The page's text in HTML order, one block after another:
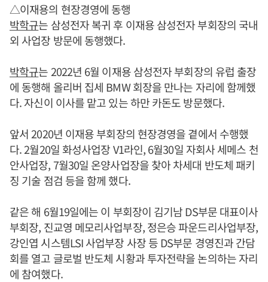
△이재용의 현장경영에 동행
박학규는 삼성전자 복귀 후 이재용 삼성전자 부회장의 국내
외 사업장 방문에 동행했다.
박학규는 2022년 6월 이재용 삼성전자 부회장의 유럽 출장
에 동행해 올리버 집세 BMW 회장을 만나는 자리에 함께했
다. 자신이 이사를 맡고 있는 하만 카돈도 방문했다.
앞서 2020년 이재용 부회장의 현장경영을 곁에서 수행했
다. 2월20일 화성사업장 V1라인, 6월30일 자회사 세메스 천
안사업장, 7월30일 온양사업장을 찾아 차세대 반도체 패키
징 기술 점검 등을 함께 했다.
같은 해 6월19일에는 이 부회장이 김기남 DS부문 대표이사
부회장, 진교영 메모리사업부장, 정은승 파운드리사업부장,
강인엽 시스템LSI 사업부장 사장 등 DS부문 경영진과 간담
회를 열고 글로벌 반도체 시황과 투자전략을 논의하는 자리
에 참여했다.